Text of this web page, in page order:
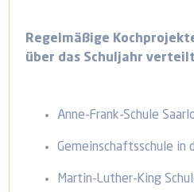
Regelmäßige
über das Schuljahr verteilt
Anne-Frank-Schule
Gemeinschaftsschule in
Martin-Luther-King